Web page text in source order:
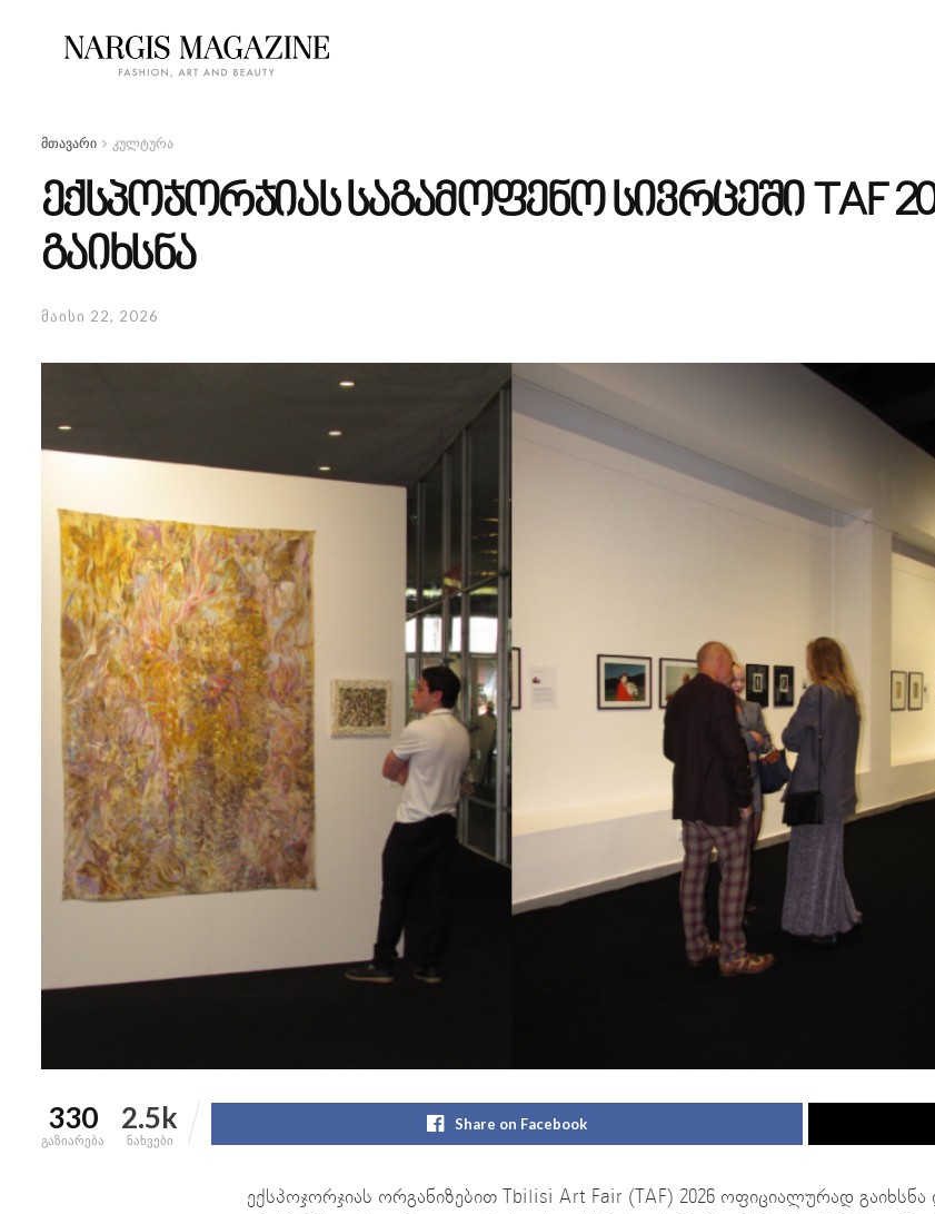
მთავარი კულტურა
ექსპოჯორჯიას საგამოფენო სივრცეში TAF
გაიხსნა
მაისი 22, 2026
330
გაზიარება
2.5k
ნახვები
Share on Facebook
ექსპოჯორჯიას ორგანიზებით Tbilisi Art Fair (TAF) 2026 ოფიციალურად